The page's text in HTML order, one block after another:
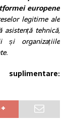
europene
legitime ale
asistență tehnică,
și organizațiile